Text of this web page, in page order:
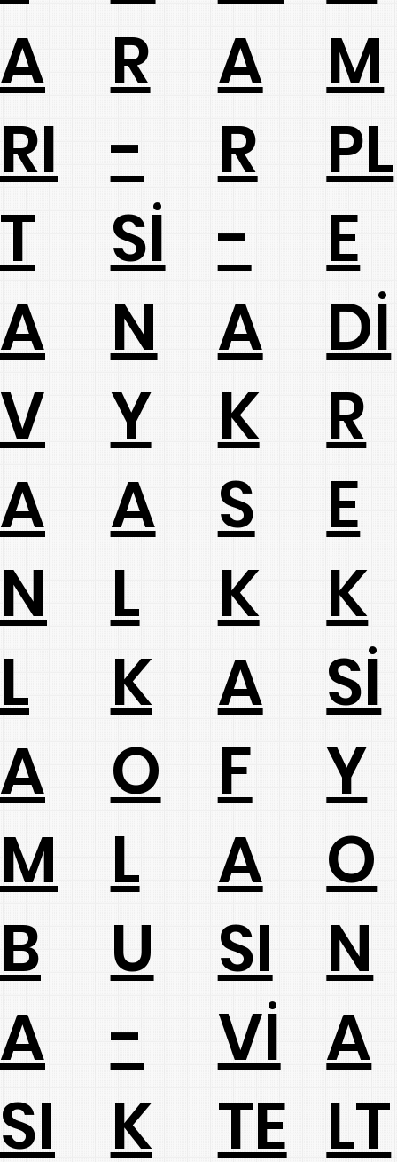
A
RI
T
A
V
A
N
L
A
M
B
A
SI
R
-
Sİ
N
Y
A
L
K
O
L
U
-
K
A
R
-
A
K
S
K
A
F
A
SI
Vİ
TE
M
PL
E
Dİ
R
E
K
Sİ
Y
O
N
A
LT